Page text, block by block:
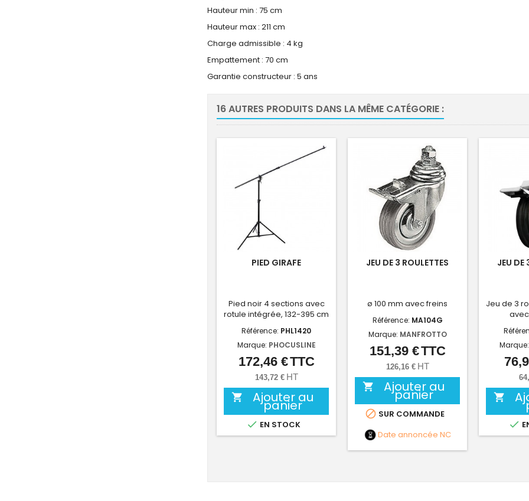
Hauteur min : 75 cm
Hauteur max : 211 cm
Charge admissible : 4 kg
Empattement : 70 cm
Garantie constructeur : 5 ans
16 AUTRES PRODUITS DANS LA MÊME CATÉGORIE :
PIED GIRAFE
Pied noir 4 sections avec
rotule intégrée, 132-395 cm
Référence: PHL1420
Marque: PHOCUSLINE
Prix
172,46 €TTC
143,72 € HT
 Ajouter au
panier
 EN STOCK
JEU DE 3 ROULETTES
ø 100 mm avec freins
Référence: MA104G
Marque: MANFROTTO
Prix
151,39 €TTC
126,16 € HT
 Ajouter au
panier
 SUR COMMANDE
Date annoncée NC
JEU DE
Jeu de 3

